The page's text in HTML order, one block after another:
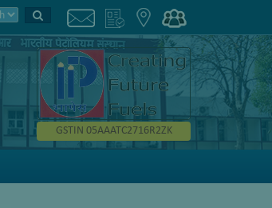
GSTIN 05AAATC2716R2ZK